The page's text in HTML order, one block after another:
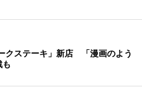
クステーキ」新店 「漫画のよう
も